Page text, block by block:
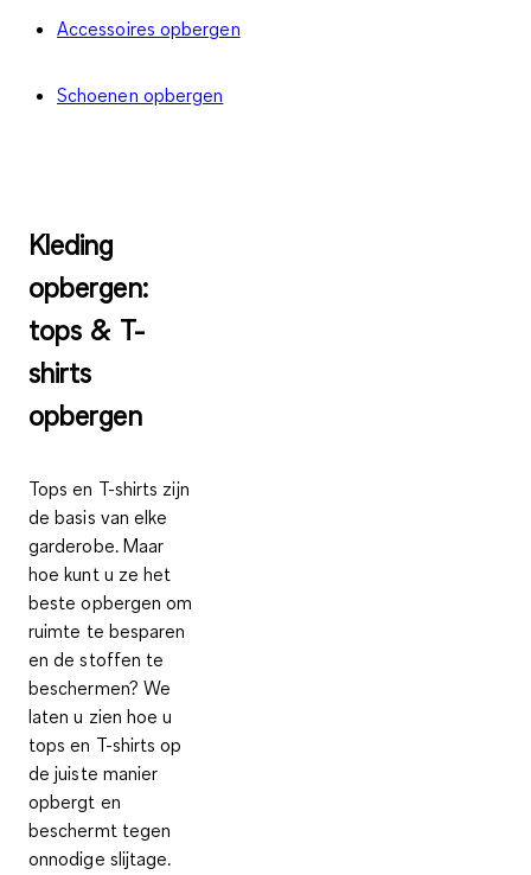
Accessoires opbergen
Schoenen opbergen
Kleding
opbergen:
tops & T-
shirts
opbergen
Tops en T-shirts zijn
de basis van elke
garderobe. Maar
hoe kunt u ze het
beste opbergen om
ruimte te besparen
en de stoffen te
beschermen? We
laten u zien hoe u
tops en T-shirts op
de juiste manier
opbergt en
beschermt tegen
onnodige slijtage.